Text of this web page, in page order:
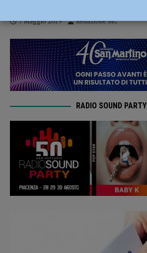
7 Maggio 2019 Redazione MC
RADIO SOUND PARTY